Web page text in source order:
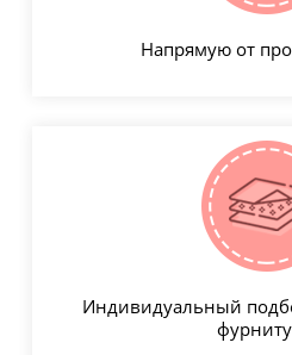
Напрямую от
Индивидуальный